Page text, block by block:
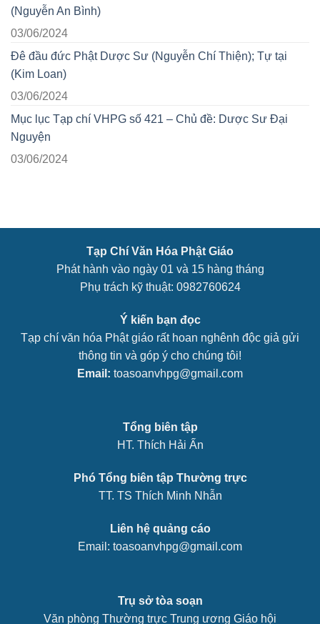
(Nguyễn An Bình)
03/06/2024
Đê đầu đức Phật Dược Sư (Nguyễn Chí Thiện); Tự tại
(Kim Loan)
03/06/2024
Mục lục Tạp chí VHPG số 421 – Chủ đề: Dược Sư Đại
Nguyện
03/06/2024
Tạp Chí Văn Hóa Phật Giáo
Phát hành vào ngày 01 và 15 hàng tháng
Phụ trách kỹ thuật: 0982760624
Ý kiến bạn đọc
Tạp chí văn hóa Phật giáo rất hoan nghênh độc giả gửi
thông tin và góp ý cho chúng tôi!
Email: toasoanvhpg@gmail.com
Tổng biên tập
HT. Thích Hải Ấn
Phó Tổng biên tập Thường trực
TT. TS Thích Minh Nhẫn
Liên hệ quảng cáo
Email: toasoanvhpg@gmail.com
Trụ sở tòa soạn
Văn phòng Thường trực Trung ương Giáo hội